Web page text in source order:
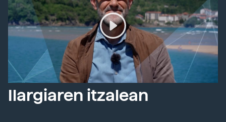
Ilargiaren itzalean